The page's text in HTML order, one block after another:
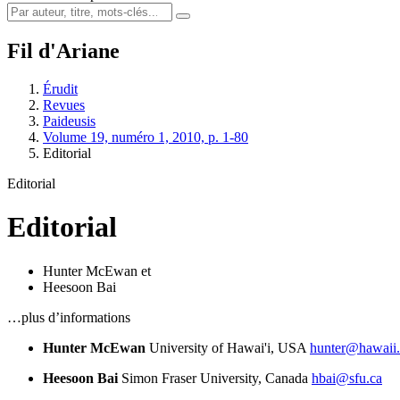
Fil d'Ariane
Érudit
Revues
Paideusis
Volume 19, numéro 1, 2010, p. 1-80
Editorial
Editorial
Editorial
Hunter McEwan et
Heesoon Bai
…plus d’informations
Hunter McEwan University of Hawai'i, USA
Heesoon Bai Simon Fraser University, Canada hbai@sfu.ca